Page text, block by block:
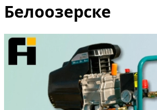
Белоозерске